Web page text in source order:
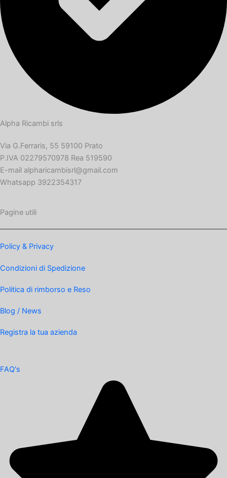
Alpha Ricambi srls
Via G.Ferraris, 55 59100 Prato
P.IVA 02279570978 Rea 519590
E-mail alpharicambisrl@gmail.com
Whatsapp 3922354317
Pagine utili
Policy & Privacy
Condizioni di Spedizione
Politica di rimborso e Reso
Blog / News
Registra la tua azienda
FAQ's